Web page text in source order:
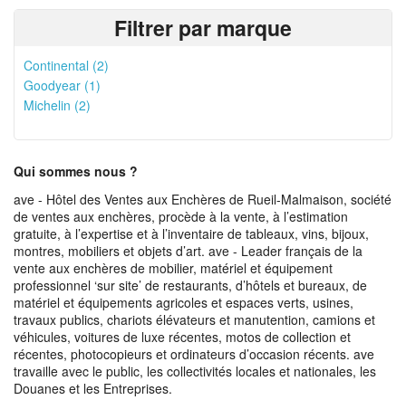
Filtrer par marque
Continental (2)
Goodyear (1)
Michelin (2)
Qui sommes nous ?
ave - Hôtel des Ventes aux Enchères de Rueil-Malmaison, société
de ventes aux enchères, procède à la vente, à l’estimation
gratuite, à l’expertise et à l’inventaire de tableaux, vins, bijoux,
montres, mobiliers et objets d’art. ave - Leader français de la
vente aux enchères de mobilier, matériel et équipement
professionnel ‘sur site’ de restaurants, d’hôtels et bureaux, de
matériel et équipements agricoles et espaces verts, usines,
travaux publics, chariots élévateurs et manutention, camions et
véhicules, voitures de luxe récentes, motos de collection et
récentes, photocopieurs et ordinateurs d’occasion récents. ave
travaille avec le public, les collectivités locales et nationales, les
Douanes et les Entreprises.